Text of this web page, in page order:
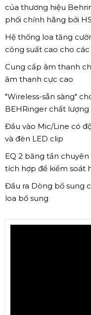
của thương hiệu
phối chính hãng bởi
Hệ thống loa tăng
công suất cao cho
Cung cấp âm thanh
âm thanh cực cao
"Wireless-sẵn sàng"
BEHRinger chất
Đầu vào Mic/Line có
và đèn LED clip
EQ 2 băng tần
tích hợp để kiểm soát
Đầu ra Dòng bổ sung
loa bổ sung